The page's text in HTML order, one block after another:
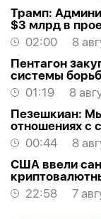
Трамп:
$3 млрд в
ископаемых
02:00
8
Пентагон
системы
01:19
8
Пезешкиан:
отношениях с
00:44
8
США ввели
оказывавших
22:58 7